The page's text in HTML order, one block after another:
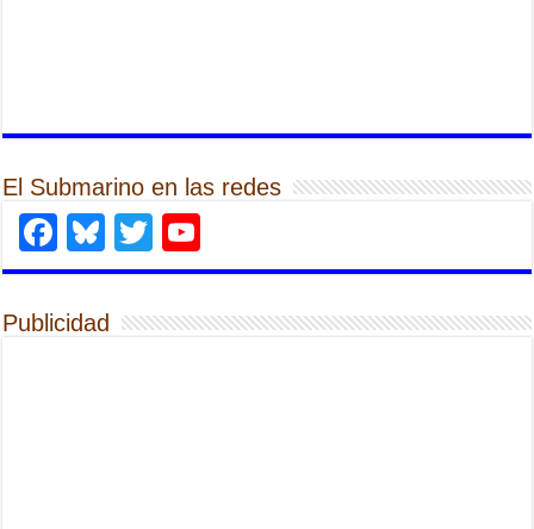
El Submarino en las redes
Facebook
Bluesky
Twitter
Publicidad